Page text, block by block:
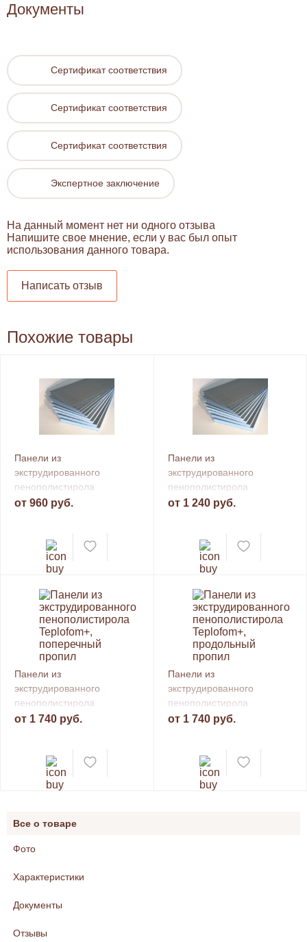
Документы
Сертификат соответствия
Сертификат соответствия
Сертификат соответствия
Экспертное заключение
На данный момент нет ни одного отзыва
Напишите свое мнение, если у вас был опыт
использования данного товара.
Написать отзыв
Похожие товары
Панели из
экструдированного
пенополистирола
Teplofom+, 1 сторонние
от 960 руб.
Панели из
экструдированного
пенополистирола
Teplofom+, 2 сторонние
от 1 240 руб.
Панели из
экструдированного
пенополистирола
Teplofom+, поперечный
от 1 740 руб.
Панели из
экструдированного
пенополистирола
Teplofom+, продольный
от 1 740 руб.
Все о товаре
Фото
Характеристики
Документы
Отзывы